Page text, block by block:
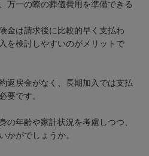
万一の際の葬儀費用を準備できる
金は請求後に比較的早く支払わ
を検討しやすいのがメリットで
返戻金がなく、長期加入では支払
要です。
の年齢や家計状況を考慮しつつ、
かがでしょうか。